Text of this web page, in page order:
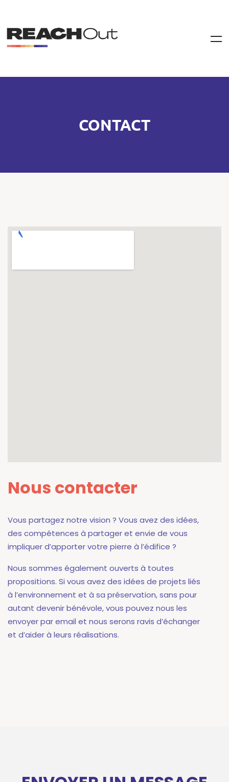
CONTACT
Nous contacter
Vous partagez notre vision ? Vous avez des idées,
des compétences à partager et envie de vous
impliquer d’apporter votre pierre à l’édifice ?
Nous sommes également ouverts à toutes
propositions. Si vous avez des idées de projets liés
à l’environnement et à sa préservation, sans pour
autant devenir bénévole, vous pouvez nous les
envoyer par email et nous serons ravis d’échanger
et d’aider à leurs réalisations.